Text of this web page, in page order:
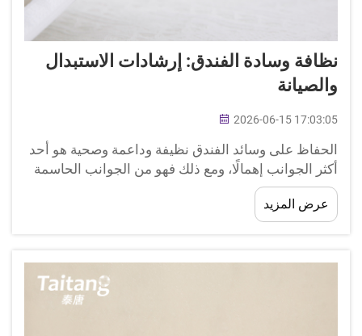
نظافة وسادة الفندق: إرشادات الاستبدال
والصيانة
2026-06-15 17:03:05
الحفاظ على وسائد الفندق نظيفة وداعمة وصحية هو أحد
أكثر الجوانب إهمالًا، ومع ذلك فهو من الجوانب الحاسمة
في إدارة الضيافة. ويُقيّم الضيوف جودة النوم تقييمًا
دقيقًا، وتُشكّل وسائد الفندق نقطة اتصال مباشرة تؤثر
في إدراك الراحة...
عرض المزيد